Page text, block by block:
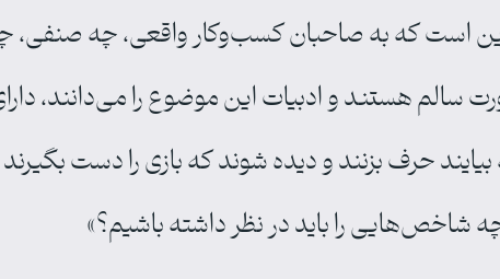
۹ ژانویه این است که به صاحبان کسب‌وکار واقعی،
سالم هستند و ادبیات این موضوع را می‌دانند،
حرف بزنند و دیده شوند که بازی را دست
شاخص‌هایی را باید در نظر داشته باشیم؟»